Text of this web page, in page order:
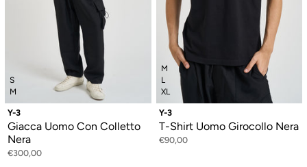
S
M
Y-3
Giacca Uomo Con Colletto
Nera
€300,00
M
L
XL
Y-3
T-Shirt Uomo Girocollo Nera
€90,00